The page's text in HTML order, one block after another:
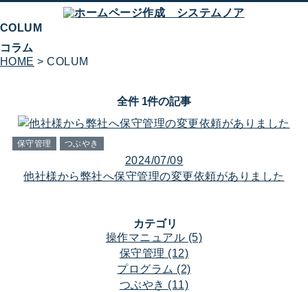
COLUM
コラム
HOME > COLUM
全件 1件の記事
保守管理 つぶやき
2024/07/09
他社様から弊社へ保守管理の変更依頼がありました
カテゴリ
操作マニュアル (5)
保守管理 (12)
プログラム (2)
つぶやき (11)